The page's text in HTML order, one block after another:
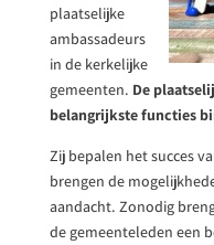
plaatselijke
ambassadeurs
in de kerkelijke
gemeenten. De
belangrijkste functies
Zij bepalen het succes
brengen de
aandacht. Zonodig
de gemeenteleden een